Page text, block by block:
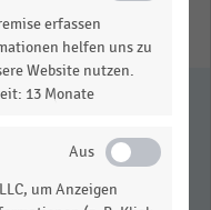
erfassen
helfen uns zu
Website nutzen.
13 Monate
um Anzeigen